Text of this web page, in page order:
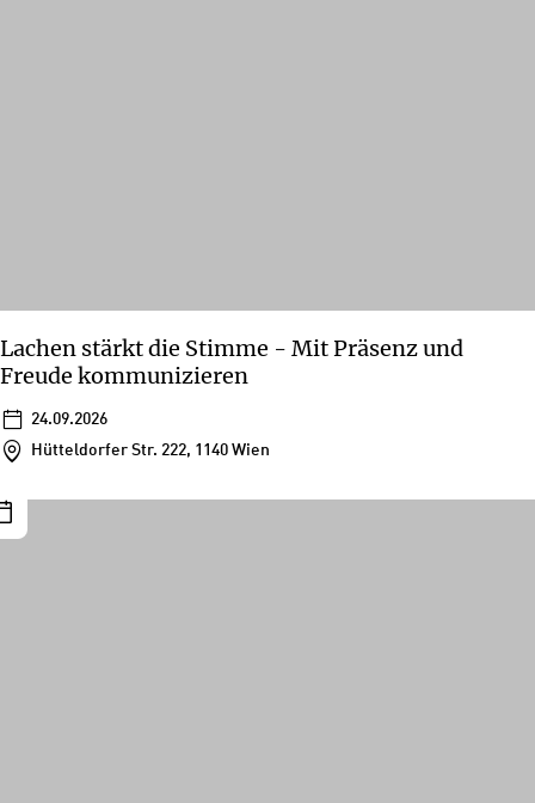
Lachen stärkt die Stimme - Mit Präsenz und
Freude kommunizieren
24.09.2026
Hütteldorfer Str. 222, 1140 Wien